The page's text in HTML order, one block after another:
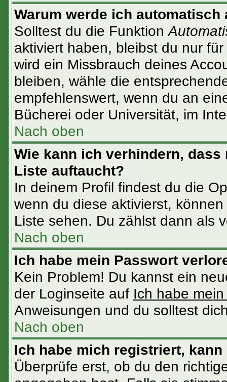
Warum werde ich automatisch
Solltest du die Funktion
aktiviert haben, bleibst du nur
wird ein Missbrauch deines
bleiben, wähle die
empfehlenswert, wenn du an
Bücherei oder Universität, im
Nach oben
Wie kann ich verhindern,
Liste auftaucht?
In deinem Profil findest du die
wenn du diese aktivierst,
Liste sehen. Du zählst dann als
Nach oben
Ich habe mein Passwort
Kein Problem! Du kannst ein
der Loginseite auf Ich habe
Anweisungen und du solltest
Nach oben
Ich habe mich registriert,
Überprüfe erst, ob du den